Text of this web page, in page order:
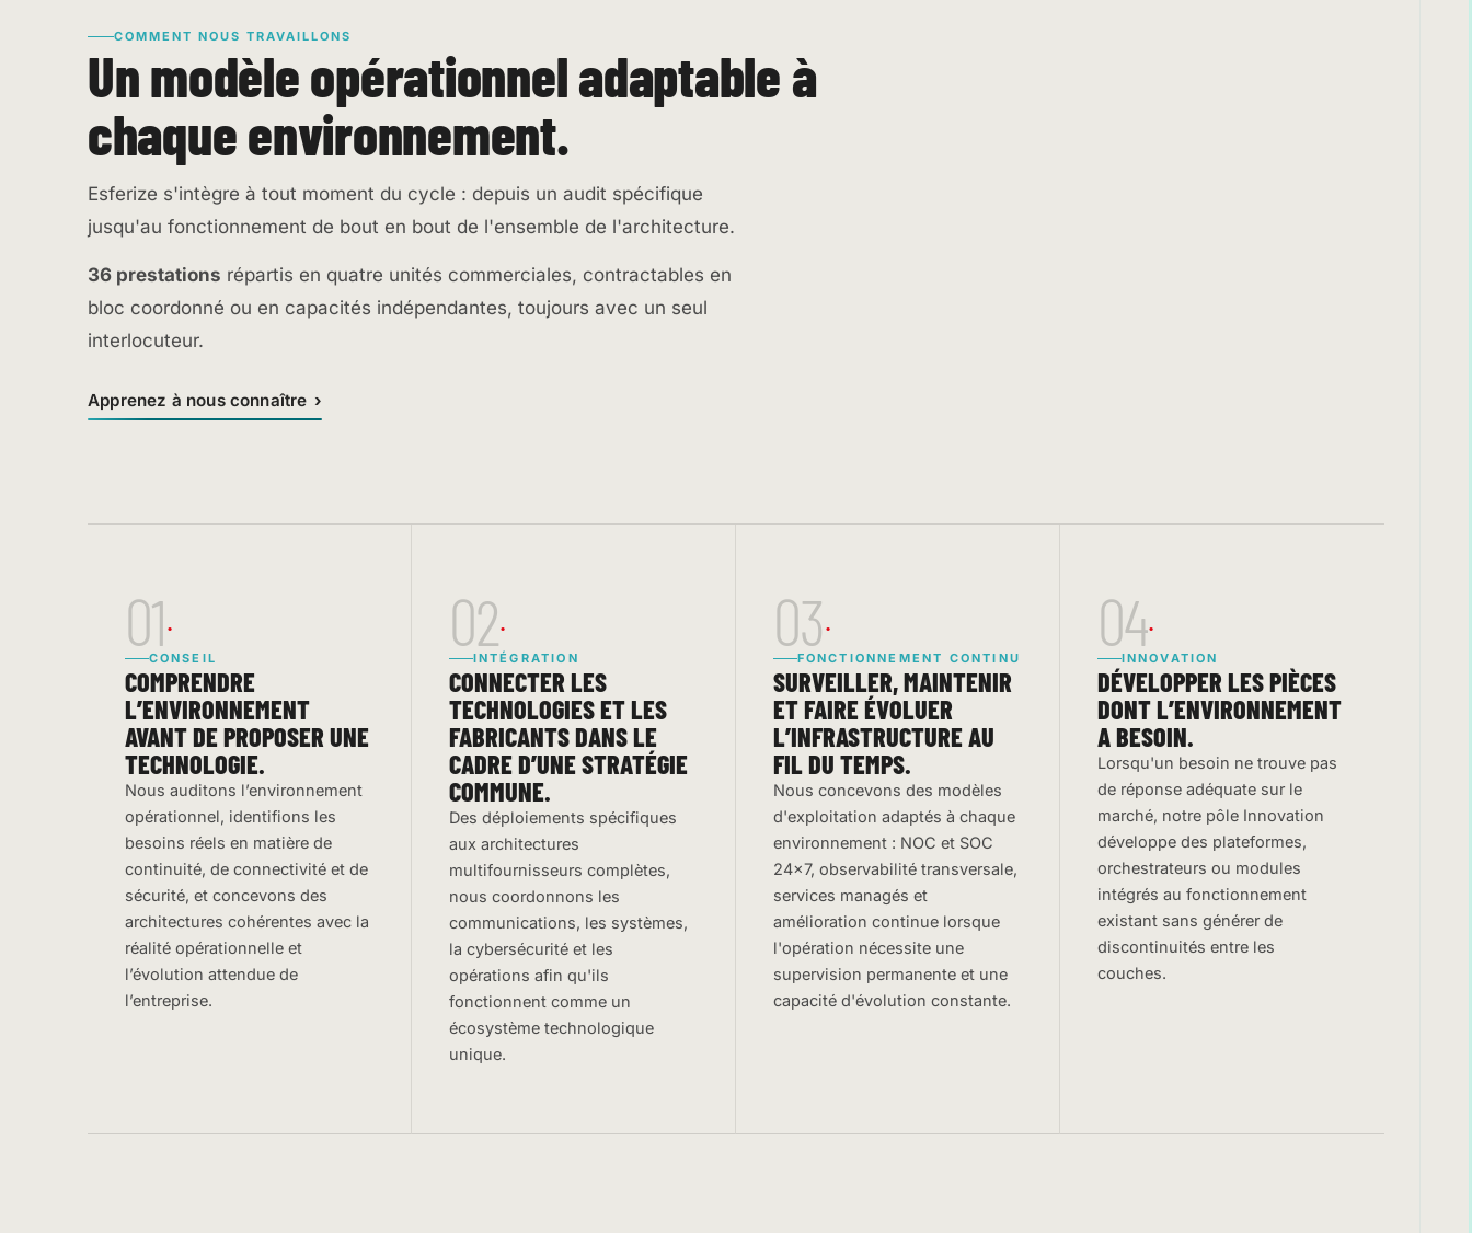
COMMENT NOUS TRAVAILLONS
Un modèle opérationnel adaptable à
chaque environnement.
Esferize s'intègre à tout moment du cycle : depuis un audit spécifique
jusqu'au fonctionnement de bout en bout de l'ensemble de l'architecture.
36 prestations répartis en quatre unités commerciales, contractables en
bloc coordonné ou en capacités indépendantes, toujours avec un seul
interlocuteur.
Apprenez à nous connaître
01CONSEIL
COMPRENDRE
L’ENVIRONNEMENT
AVANT DE PROPOSER UNE
TECHNOLOGIE.
Nous auditons l’environnement
opérationnel, identifions les
besoins réels en matière de
continuité, de connectivité et de
sécurité, et concevons des
architectures cohérentes avec la
réalité opérationnelle et
l’évolution attendue de
l’entreprise.
02INTÉGRATION
CONNECTER LES
TECHNOLOGIES ET LES
FABRICANTS DANS LE
CADRE D’UNE STRATÉGIE
COMMUNE.
Des déploiements spécifiques
aux architectures
multifournisseurs complètes,
nous coordonnons les
communications, les systèmes,
la cybersécurité et les
opérations afin qu'ils
fonctionnent comme un
écosystème technologique
unique.
03FONCTIONNEMENT CONTINU
SURVEILLER, MAINTENIR
ET FAIRE ÉVOLUER
L’INFRASTRUCTURE AU
FIL DU TEMPS.
Nous concevons des modèles
d'exploitation adaptés à chaque
environnement : NOC et SOC
24×7, observabilité transversale,
services managés et
amélioration continue lorsque
l'opération nécessite une
supervision permanente et une
capacité d'évolution constante.
04
INNOVATION
DÉVELOPPER LES PIÈCES
DONT L’ENVIRONNEMENT
A BESOIN.
Lorsqu'un besoin ne trouve pas
de réponse adéquate sur le
marché, notre pôle Innovation
développe des plateformes,
orchestrateurs ou modules
intégrés au fonctionnement
existant sans générer de
discontinuités entre les
couches.